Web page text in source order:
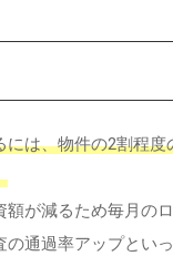
には、物件の2割程度
額が減るため毎月の
の通過率アップとい